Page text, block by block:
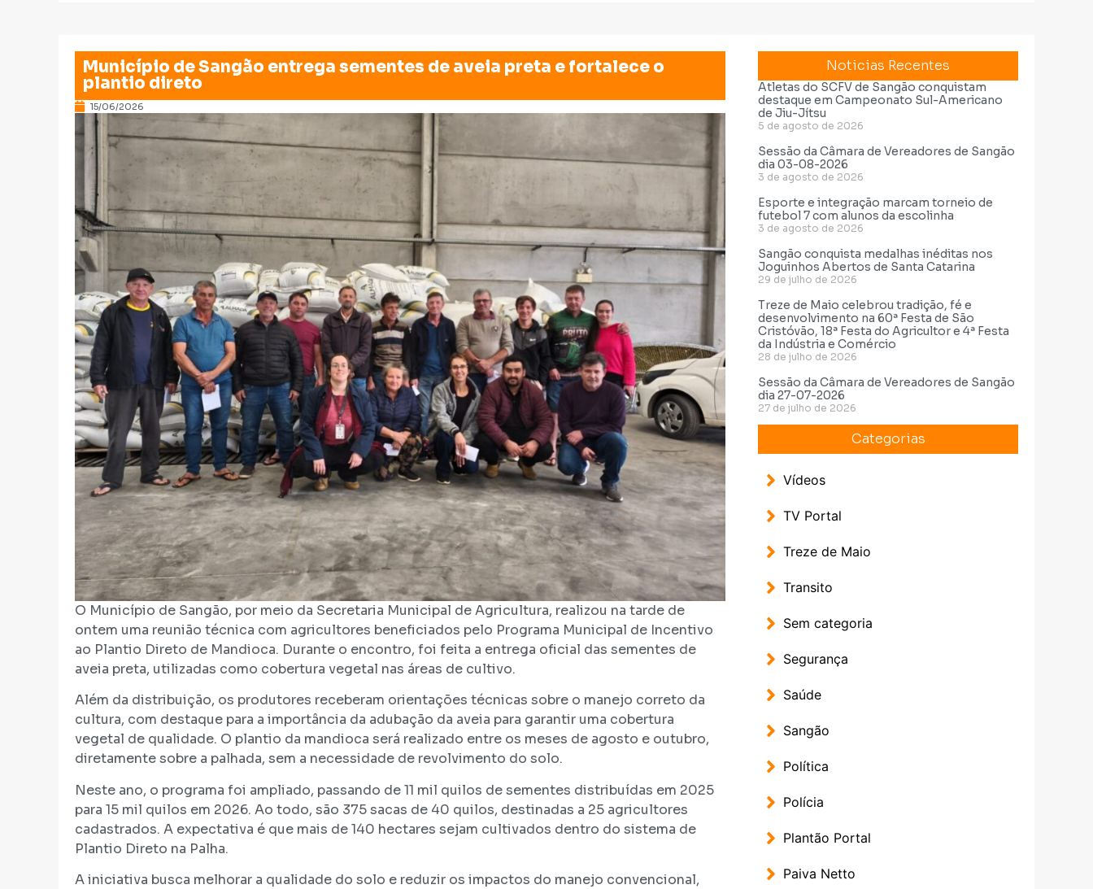
Município de Sangão entrega sementes de aveia preta e fortalece o
plantio direto
15/06/2026
O Município de Sangão, por meio da Secretaria Municipal de Agricultura, realizou na tarde de
ontem uma reunião técnica com agricultores beneficiados pelo Programa Municipal de Incentivo
ao Plantio Direto de Mandioca. Durante o encontro, foi feita a entrega oficial das sementes de
aveia preta, utilizadas como cobertura vegetal nas áreas de cultivo.
Além da distribuição, os produtores receberam orientações técnicas sobre o manejo correto da
cultura, com destaque para a importância da adubação da aveia para garantir uma cobertura
vegetal de qualidade. O plantio da mandioca será realizado entre os meses de agosto e outubro,
diretamente sobre a palhada, sem a necessidade de revolvimento do solo.
Neste ano, o programa foi ampliado, passando de 11 mil quilos de sementes distribuídas em 2025
para 15 mil quilos em 2026. Ao todo, são 375 sacas de 40 quilos, destinadas a 25 agricultores
cadastrados. A expectativa é que mais de 140 hectares sejam cultivados dentro do sistema de
Plantio Direto na Palha.
A iniciativa busca melhorar a qualidade do solo e reduzir os impactos do manejo convencional,
Noticias Recentes
Atletas do SCFV de Sangão conquistam
destaque em Campeonato Sul-Americano
de Jiu-Jítsu
5 de agosto de 2026
Sessão da Câmara de Vereadores de Sangão
dia 03-08-2026
3 de agosto de 2026
Esporte e integração marcam torneio de
futebol 7 com alunos da escolinha
3 de agosto de 2026
Sangão conquista medalhas inéditas nos
Joguinhos Abertos de Santa Catarina
29 de julho de 2026
Treze de Maio celebrou tradição, fé e
desenvolvimento na 60ª Festa de São
Cristóvão, 18ª Festa do Agricultor e 4ª Festa
da Indústria e Comércio
28 de julho de 2026
Sessão da Câmara de Vereadores de Sangão
dia 27-07-2026
27 de julho de 2026
Categorias
Vídeos
TV Portal
Treze de Maio
Transito
Sem categoria
Segurança
Saúde
Sangão
Política
Polícia
Plantão Portal
Paiva Netto